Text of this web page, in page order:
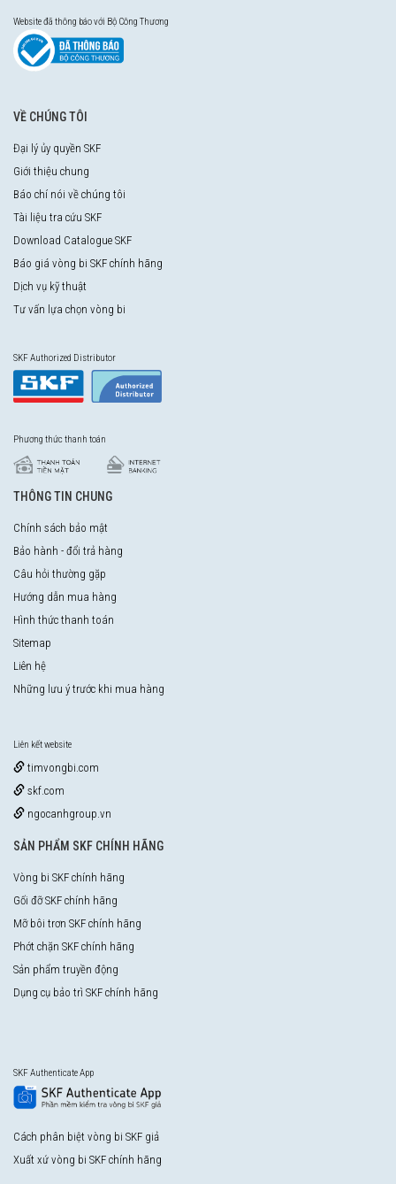
Website đã thông báo với Bộ Công Thương
VỀ CHÚNG TÔI
Đại lý ủy quyền SKF
Giới thiệu chung
Báo chí nói về chúng tôi
Tài liệu tra cứu SKF
Download Catalogue SKF
Báo giá vòng bi SKF chính hãng
Dịch vụ kỹ thuật
Tư vấn lựa chọn vòng bi
SKF Authorized Distributor
Phương thức thanh toán
THÔNG TIN CHUNG
Chính sách bảo mật
Bảo hành - đổi trả hàng
Câu hỏi thường gặp
Hướng dẫn mua hàng
Hình thức thanh toán
Sitemap
Liên hệ
Những lưu ý trước khi mua hàng
Liên kết website
timvongbi.com
skf.com
ngocanhgroup.vn
SẢN PHẨM SKF CHÍNH HÃNG
Vòng bi SKF chính hãng
Gối đỡ SKF chính hãng
Mỡ bôi trơn SKF chính hãng
Phớt chặn SKF chính hãng
Sản phẩm truyền động
Dụng cụ bảo trì SKF chính hãng
SKF Authenticate App
Cách phân biệt vòng bi SKF giả
Xuất xứ vòng bi SKF chính hãng